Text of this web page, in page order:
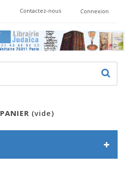
Connexion
Contactez-nous
PANIER (vide)